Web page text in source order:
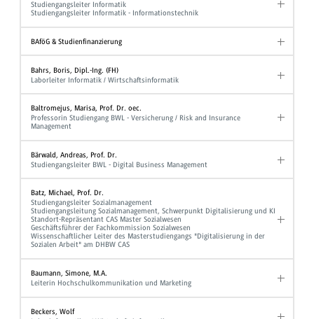
Studiengangsleiter Informatik
Studiengangsleiter Informatik - Informationstechnik
BAföG & Studienfinanzierung
Bahrs, Boris, Dipl.-Ing. (FH)
Laborleiter Informatik / Wirtschaftsinformatik
Baltromejus, Marisa, Prof. Dr. oec.
Professorin Studiengang BWL - Versicherung / Risk and Insurance
Management
Bärwald, Andreas, Prof. Dr.
Studiengangsleiter BWL - Digital Business Management
Batz, Michael, Prof. Dr.
Studiengangsleiter Sozialmanagement
Studiengangsleitung Sozialmanagement, Schwerpunkt Digitalisierung und KI
Standort-Repräsentant CAS Master Sozialwesen
Geschäftsführer der Fachkommission Sozialwesen
Wissenschaftlicher Leiter des Masterstudiengangs "Digitalisierung in der
Sozialen Arbeit" am DHBW CAS
Baumann, Simone, M.A.
Leiterin Hochschulkommunikation und Marketing
Beckers, Wolf